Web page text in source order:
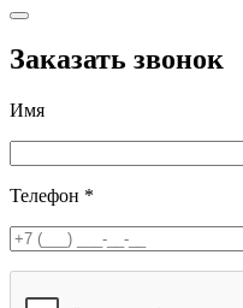
Заказать звонок
Имя
Телефон *